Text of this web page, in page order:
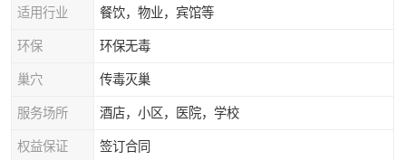
适用行业 餐饮，物业，宾馆等
环保 环保无毒
巢穴 传毒灭巢
服务场所 酒店，小区，医院，学校
权益保证 签订合同